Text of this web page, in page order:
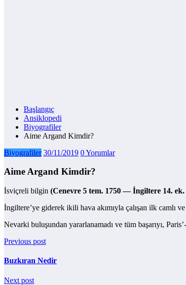
Başlangıç
Ansiklopedi
Biyografiler
Aime Argand Kimdir?
Biyografiler 30/11/2019 0 Yorumlar
Aime Argand Kimdir?
İsviçreli bilgin (Cenevre 5 tem. 1750 — İngiltere 14. ek.
İngiltere’ye giderek ikili hava akımıyla çalışan ilk camlı
Nevarki buluşundan yararlanamadı ve tüm başarıyı,
Previous post
Buzkıran Nedir
Next post